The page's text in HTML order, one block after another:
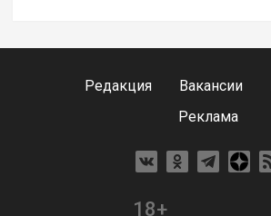
Редакция Вакансии
Реклама
18+